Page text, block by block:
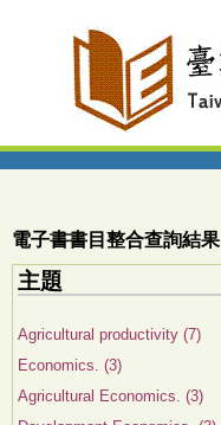
電子書書目整合查詢結果
主題
Agricultural productivity (7)
Economics. (3)
Agricultural Economics. (3)